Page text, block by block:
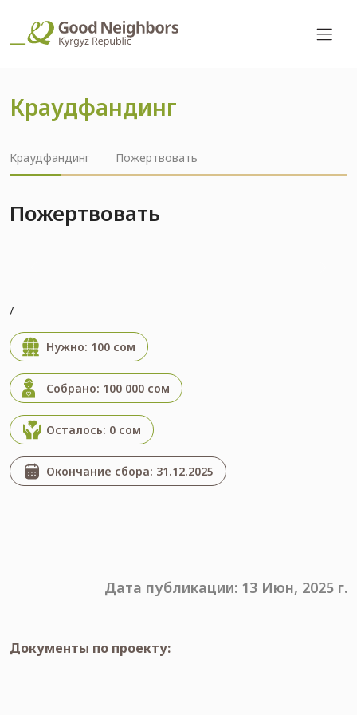
Краудфандинг
Краудфандинг Пожертвовать
Пожертвовать
/
Нужно: 100 сом
Собрано: 100 000 сом
Осталось: 0 сом
Окончание сбора: 31.12.2025
Дата публикации: 13 Июн, 2025 г.
Документы по проекту: